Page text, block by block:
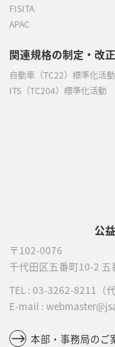
公
〒102-0076
千代田区五番町10-2 五
TEL : 03-3262-8211 （
E-mail :
本部・事務局のご
FISITA
APAC
関連規格の制定・改正
自動車（TC22）標準化活動
ITS（TC204）標準化活動